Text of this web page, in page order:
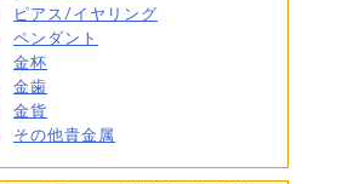
ピアス/イヤリング
ペンダント
金杯
金歯
金貨
その他貴金属